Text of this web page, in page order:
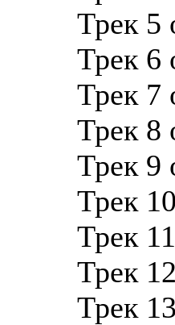
Трек 5
Трек 6
Трек 7
Трек 8
Трек 9
Трек
Трек
Трек
Трек